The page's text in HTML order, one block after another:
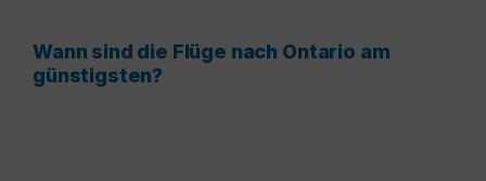
Wann sind die Flüge nach Ontario am
günstigsten?